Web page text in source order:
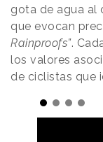
gota de agua al
que evocan
Rainproofs”.
los valores
de ciclistas que